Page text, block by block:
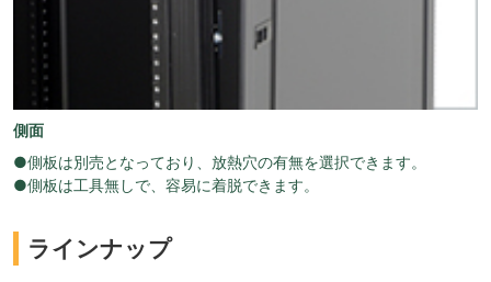
側面
●側板は別売となっており、放熱穴の有無を選択できます。
●側板は工具無しで、容易に着脱できます。
ラインナップ